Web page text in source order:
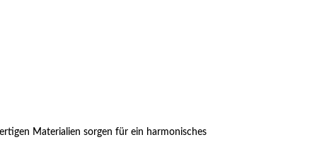
Materialien sorgen für ein harmonisches